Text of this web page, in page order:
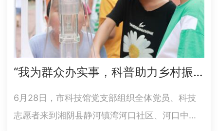
“我为群众办实事，科普助力乡村振兴”——岳阳市科技馆党支部开展“学史力行 ”主题党日活动
6月28日，市科技馆党支部组织全体党员、科技
志愿者来到湘阴县静河镇湾河口社区、河口中学